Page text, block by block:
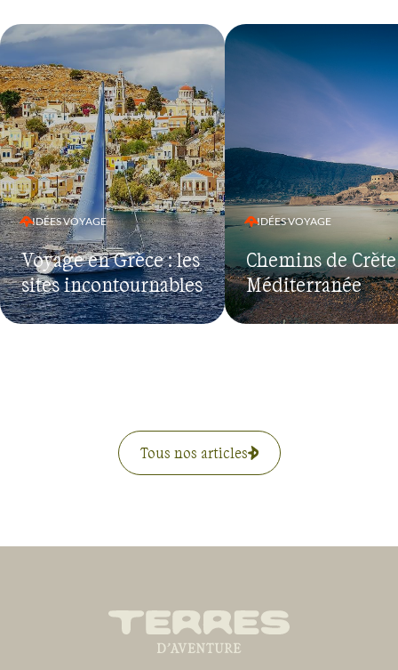
IDÉES VOYAGE
Voyage en Grèce : les
sites incontournables
IDÉES VOYAGE
Chemins de
Méditerranée
Tous nos articles